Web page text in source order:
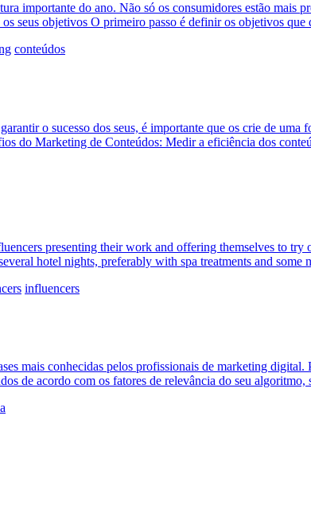
do ano. Não só os consumidores estão mais
seus objetivos O primeiro passo é definir os objetivos
conteúdos
o sucesso dos seus, é importante que os crie de
do Marketing de Conteúdos: Medir a eficiência dos
presenting their work and offering themselves to
hotel nights, preferably with spa treatments and
influencers
mais conhecidas pelos profissionais de marketing
de acordo com os fatores de relevância do seu